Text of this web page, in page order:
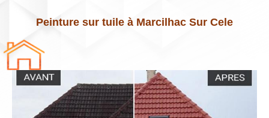
Peinture sur tuile à Marcilhac Sur Cele